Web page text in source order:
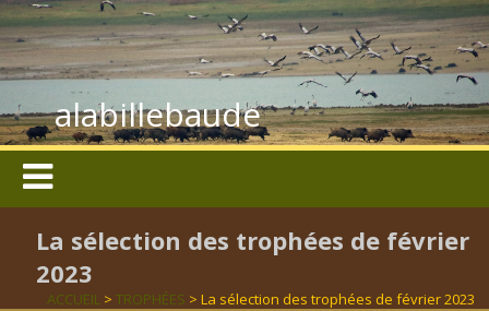
alabillebaude
La sélection des trophées de février
2023
ACCUEIL> TROPHÉES > La sélection des trophées de février 2023